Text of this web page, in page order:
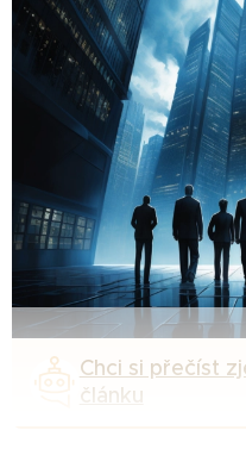
Chci si přečíst
článku